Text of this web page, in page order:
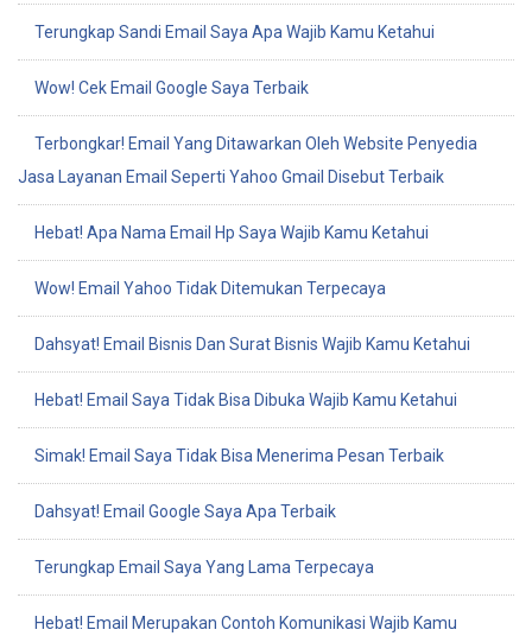
Terungkap Sandi Email Saya Apa Wajib Kamu Ketahui
Wow! Cek Email Google Saya Terbaik
Terbongkar! Email Yang Ditawarkan Oleh Website Penyedia
Jasa Layanan Email Seperti Yahoo Gmail Disebut Terbaik
Hebat! Apa Nama Email Hp Saya Wajib Kamu Ketahui
Wow! Email Yahoo Tidak Ditemukan Terpecaya
Dahsyat! Email Bisnis Dan Surat Bisnis Wajib Kamu Ketahui
Hebat! Email Saya Tidak Bisa Dibuka Wajib Kamu Ketahui
Simak! Email Saya Tidak Bisa Menerima Pesan Terbaik
Dahsyat! Email Google Saya Apa Terbaik
Terungkap Email Saya Yang Lama Terpecaya
Hebat! Email Merupakan Contoh Komunikasi Wajib Kamu